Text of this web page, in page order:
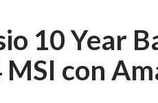
10 Year
MSI con